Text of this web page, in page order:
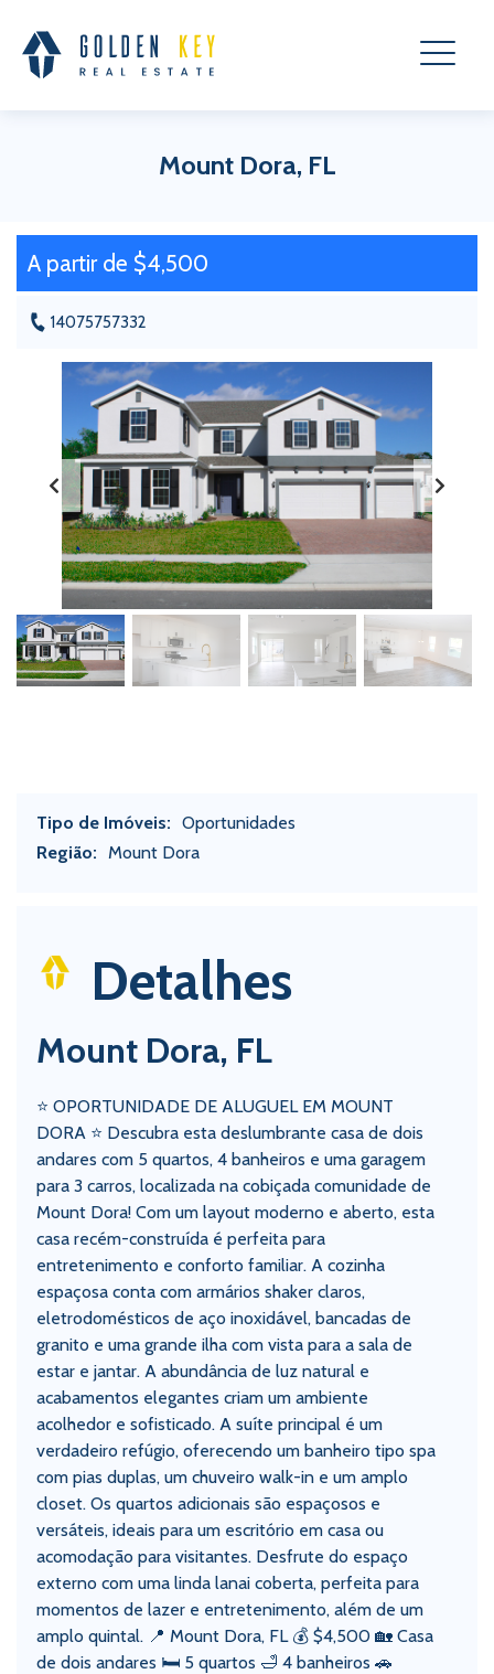
Mount Dora, FL
A partir de $4,500
14075757332
Tipo de Imóveis: Oportunidades
Região: Mount Dora
Detalhes
Mount Dora, FL
⭐️ OPORTUNIDADE DE ALUGUEL EM MOUNT
DORA ⭐️ Descubra esta deslumbrante casa de dois
andares com 5 quartos, 4 banheiros e uma garagem
para 3 carros, localizada na cobiçada comunidade de
Mount Dora! Com um layout moderno e aberto, esta
casa recém-construída é perfeita para
entretenimento e conforto familiar. A cozinha
espaçosa conta com armários shaker claros,
eletrodomésticos de aço inoxidável, bancadas de
granito e uma grande ilha com vista para a sala de
estar e jantar. A abundância de luz natural e
acabamentos elegantes criam um ambiente
acolhedor e sofisticado. A suíte principal é um
verdadeiro refúgio, oferecendo um banheiro tipo spa
com pias duplas, um chuveiro walk-in e um amplo
closet. Os quartos adicionais são espaçosos e
versáteis, ideais para um escritório em casa ou
acomodação para visitantes. Desfrute do espaço
externo com uma linda lanai coberta, perfeita para
momentos de lazer e entretenimento, além de um
amplo quintal. 📍 Mount Dora, FL 💰 $4,500 🏡 Casa
de dois andares 🛏️ 5 quartos 🛁 4 banheiros 🚗